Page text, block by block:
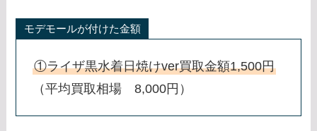
モデモールが付けた金額
①ライザ黒水着日焼けver買取金額1,500円
（平均買取相場 8,000円）